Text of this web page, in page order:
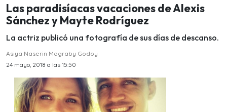
Las paradisíacas vacaciones de Alexis
Sánchez y Mayte Rodríguez
La actriz publicó una fotografía de sus días de descanso.
Asiya Naserin Mograby Godoy
24 mayo, 2018 a las 15:50